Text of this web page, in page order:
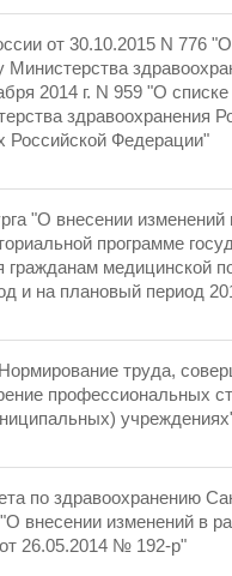
от 30.10.2015 N 776
Министерства
2014 г. N 959 "О
здравоохранения
Российской Федерации"
"О внесении изменений
программе
гражданам медицинской
и на плановый период
труда,
профессиональных
по здравоохранению
внесении изменений в
26.05.2014 № 192-р"